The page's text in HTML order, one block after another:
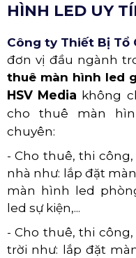
HÌNH LED UY
Công ty Thiết Bị Tổ
đơn vị đầu ngành
thuê màn hình led
HSV Media không
cho thuê màn
chuyên:
- Cho thuê, thi
nhà như: lắp đặt
màn hình led
led sự kiện,...
- Cho thuê, thi
trời như: lắp đặt